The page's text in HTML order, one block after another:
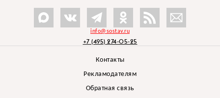
info@sostav.ru
+7 (495) 274-05-25
Контакты
Рекламодателям
Обратная связь